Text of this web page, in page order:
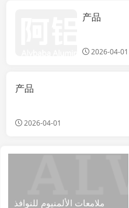
Heavy Duty
Door Profiles
产品
2026-04-01
产品
2026-04-01
ملامعات الألمنيوم للنوافذ